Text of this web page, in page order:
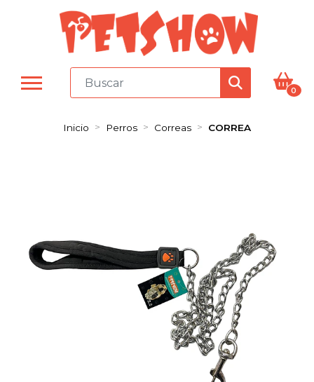
0
Inicio Perros Correas CORREA